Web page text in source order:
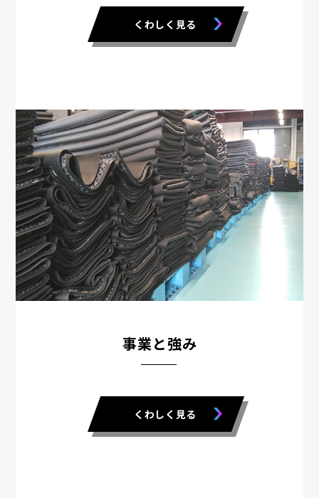
くわしく見る
事業と強み
くわしく見る